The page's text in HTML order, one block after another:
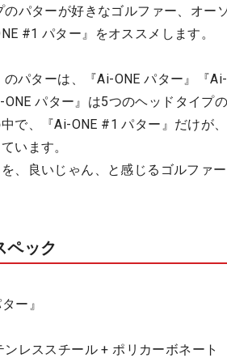
パターが好きなゴルファー、オー
#1 パター』をオススメします。
のパターは、『Ai-ONE パター』『
パター』は5つのヘッドタイプ
で、『Ai-ONE #1 パター』だけが
います。
、良いじゃん、と感じるゴルファ
ペック
ー』
レススチール + ポリカーボネート